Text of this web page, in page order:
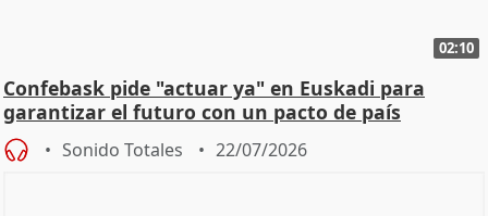
02:10
Confebask pide "actuar ya" en Euskadi para
garantizar el futuro con un pacto de país
Sonido Totales 22/07/2026